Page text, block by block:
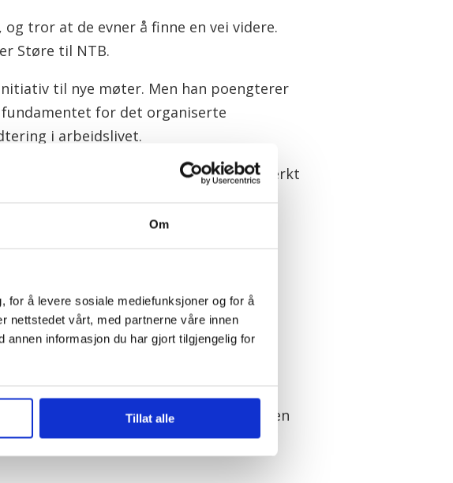
Om
for å levere sosiale mediefunksjoner og for å
nettstedet vårt, med partnerne våre innen
informasjon du har gjort tilgjengelig for
Tillat alle
tror at de evner å finne en vei videre.
Støre til NTB.
til nye møter. Men han poengterer
fundamentet for det organiserte
i arbeidslivet.
trepartssamarbeidet er veldig sterkt
– mener tiden er
(Ap) ber de henne kalle inn LO,
IA-forhandlingene, skriver Unios
i sluttfasene av forhandlingene i starten
i tre år – ett år lenger en NHO